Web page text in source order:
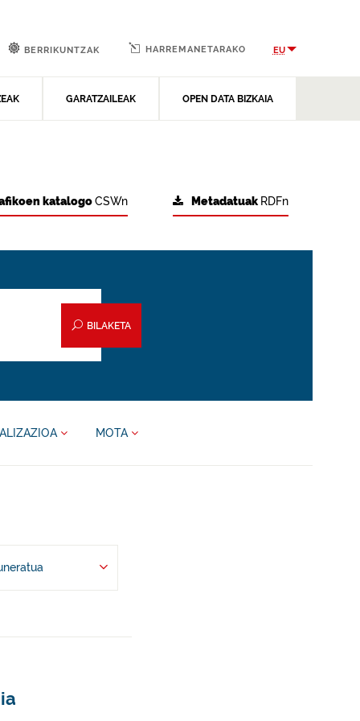
GARATZAILEAK OPEN DATA BIZKAIA
BERRIKUNTZAK HARREMANETARAKO EU
Metadatuak RDFn
katalogoCSWn
BILAKETA
MOTA